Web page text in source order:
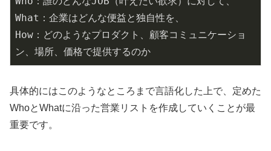
What：企業はどんな便益と独自性を、
How：どのようなプロダクト、顧客コミュニケーショ
ン、場所、価格で提供するのか
具体的にはこのようなところまで言語化した上で、定めた
WhoとWhatに沿った営業リストを作成していくことが最
重要です。